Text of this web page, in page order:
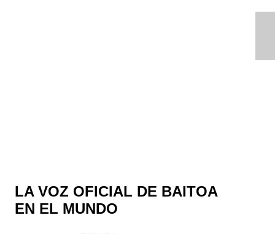
LA VOZ OFICIAL DE BAITOA
EN EL MUNDO